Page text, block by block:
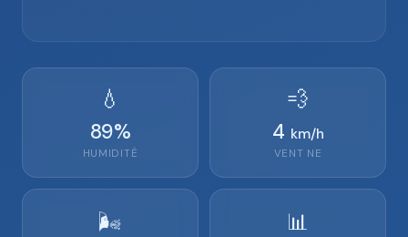
💧
89%
HUMIDITÉ
💨
4 km/h
VENT NE
🌬️ 📊